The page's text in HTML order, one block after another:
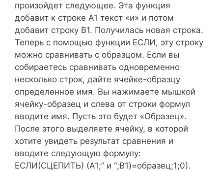
произойдет следующее. Эта функция
добавит к строке А1 текст «и» и потом
добавит строку В1. Получилась новая строка.
Теперь с помощью функции ЕСЛИ, эту строку
можно сравнивать с образцом. Если вы
собираетесь сравнивать одновременно
несколько строк, дайте ячейке-образцу
определенное имя. Вы нажимаете мышкой
ячейку-образец и слева от строки формул
вводите имя. Пусть это будет «Образец».
После этого выделяете ячейку, в которой
хотите увидеть результат сравнения и
вводите следующую формулу:
ЕСЛИ(СЦЕПИТЬ) (А1;” и “;B1)=образец;1;0).